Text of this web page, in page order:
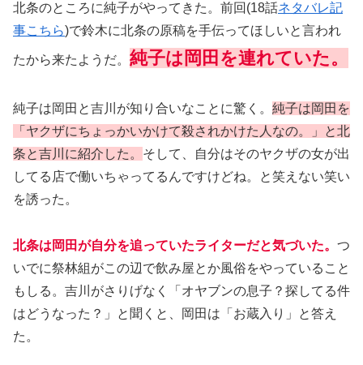
北条のところに純子がやってきた。前回(18話ネタバレ記
事こちら)で鈴木に北条の原稿を手伝ってほしいと言われ
たから来たようだ。 純子は岡田を連れていた。
純子は岡田と吉川が知り合いなことに驚く。 純子は岡田を
「ヤクザにちょっかいかけて殺されかけた人なの。」と北
条と吉川に紹介した。 そして、自分はそのヤクザの女が出
してる店で働いちゃってるんですけどね。と笑えない笑い
を誘った。
北条は岡田が自分を追っていたライターだと気づいた。 つ
いでに祭林組がこの辺で飲み屋とか風俗をやっていること
もしる。吉川がさりげなく「オヤブンの息子？探してる件
はどうなった？」と聞くと、岡田は「お蔵入り」と答え
た。